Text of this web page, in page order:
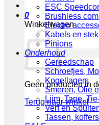
0
Winkelwagen
Geen producten in
Terug naar winkel
ESC
Brushless
Electro
Kabels en
Pinions
Onderhoud
Gereedschap
Schroefjes,
Kogellagers
Smeren, Olie
Lijm, Tape,
Verf en
Tassen,